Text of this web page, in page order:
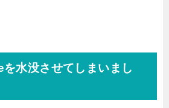
を水没させてしまいまし